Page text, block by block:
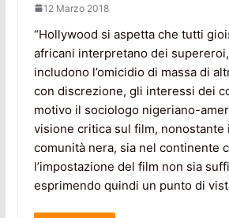
12 Marzo 2018
“Hollywood si aspetta che tutti
africani interpretano dei
includono l’omicidio di massa di
con discrezione, gli interessi dei
motivo il sociologo nigeriano-
visione critica sul film,
comunità nera, sia nel continente
l’impostazione del film non sia
esprimendo quindi un punto di